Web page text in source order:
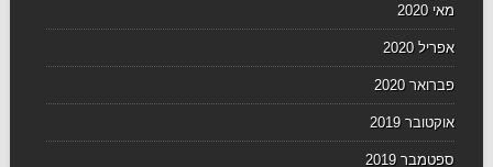
מאי 2020
אפריל 2020
פברואר 2020
אוקטובר 2019
ספטמבר 2019